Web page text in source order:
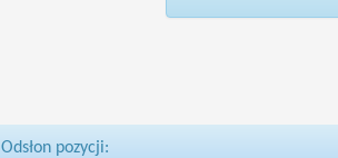
Odsłon pozycji: